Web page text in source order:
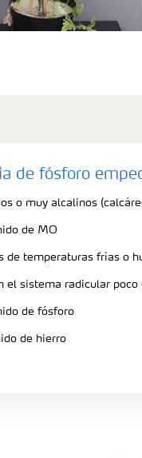
de fósforo
o muy alcalinos
de MO
de temperaturas frías o
el sistema radicular poco
de fósforo
de hierro